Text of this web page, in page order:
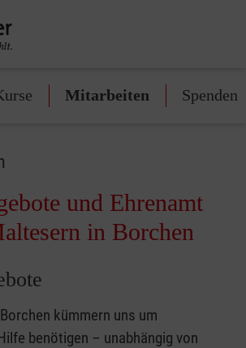
Mitarbeiten Spenden
und Ehrenamt
in Borchen
kümmern uns um
benötigen – unabhängig von